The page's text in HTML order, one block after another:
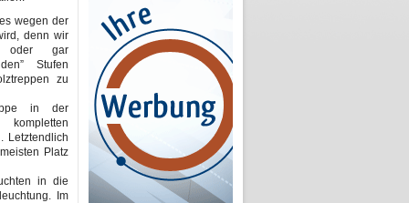
wegen der
denn wir
oder gar
Stufen
zu
in der
kompletten
Letztendlich
Platz
in die
Im